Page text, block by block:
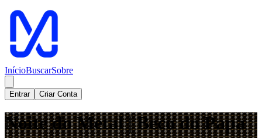
InícioBuscarSobre
Entrar Criar Conta
Noite do Metal | Beco do Papa